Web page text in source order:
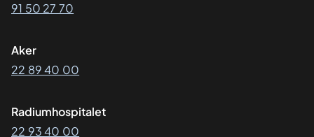
91 50 27 70
Aker
22 89 40 00
Radiumhospitalet
22 93 40 00